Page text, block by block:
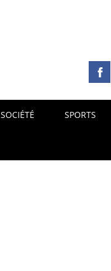
SOCIÉTÉ SPORTS